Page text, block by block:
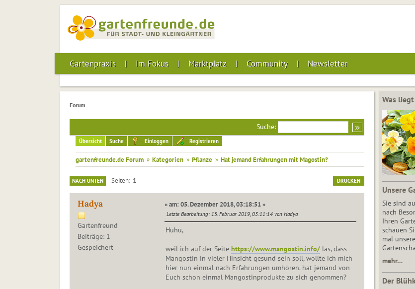
Gartenpraxis Im Fokus Marktplatz Community Newsletter
Forum
Suche:
Übersicht Suche Einloggen Registrieren
gartenfreunde.de Forum » Kategorien » Pflanze » Hat jemand Erfahrungen mit Magostin?
DRUCKEN
NACH UNTEN Seiten 1
Hadya
Gartenfreund
Beiträge: 1
Gespeichert
« am: 05. Dezember 2018, 03:18:51 »
Letzte Bearbeitung: 15. Februar 2019, 03:11:14 von Hadya
Huhu,
weil ich auf der Seite https://www.mangostin.info/las, dass
Mangostin in vieler Hinsicht gesund sein soll, wollte ich mich
hier nun einmal nach Erfahrungen umhören. hat jemand von
Euch schon einmal Mangostinprodukte zu sich genommen?
Was
Unsere
Sie sind
nach
Ihren
schauen
mal unsere
mehr…
Der